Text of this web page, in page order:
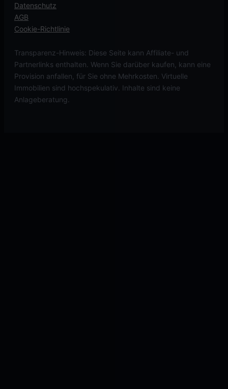
Datenschutz
AGB
Cookie-Richtlinie
Transparenz-Hinweis: Diese Seite kann Affiliate- und
Partnerlinks enthalten. Wenn Sie darüber kaufen, kann eine
Provision anfallen, für Sie ohne Mehrkosten. Virtuelle
Immobilien sind hochspekulativ. Inhalte sind keine
Anlageberatung.